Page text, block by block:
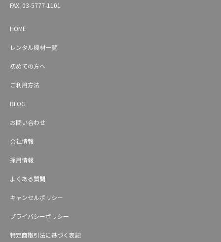
FAX: 03-5777-1101
HOME
レンタル機材一覧
初めての方へ
ご利用方法
BLOG
お問い合わせ
会社情報
採用情報
よくある質問
キャンセルポリシー
プライバシーポリシー
特定商取引法に基づく表記